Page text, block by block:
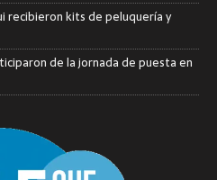
recibieron kits de peluquería y
de la jornada de puesta en